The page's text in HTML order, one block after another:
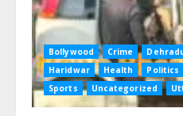
Bollywood Crime
Haridwar
Health Politics
Sports
Uncategorized